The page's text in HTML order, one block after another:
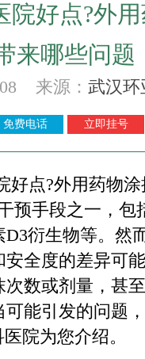
院好点?外
来哪些问题
来源： 武汉环
免费电话 立即挂号
点?外用药物涂
预手段之一，包
衍生物等。然
全度的差异可
数或剂量，甚
能引发的问题
院为您介绍。